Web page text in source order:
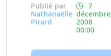
Publié par
Nathanaëlle
Pirard
7
décembre
2008
00:00